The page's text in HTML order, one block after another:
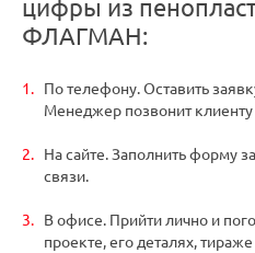
цифры из
ФЛАГМАН:
По телефону. Оставить
Менеджер позвонит клиенту
На сайте. Заполнить форму
связи.
В офисе. Прийти лично и
проекте, его деталях,